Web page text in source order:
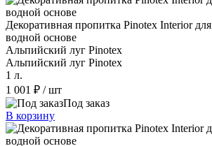
Декоративная пропитка Pinotex Interior
водной основе
Альпийский луг Pinotex
Альпийский луг Pinotex
1 л.
1 001 ₽ / шт
Под заказ
В корзину